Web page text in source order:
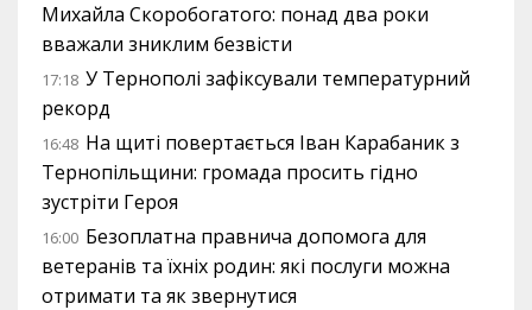
Михайла Скоробогатого: понад два роки
вважали зниклим безвісти
17:18 У Тернополі зафіксували температурний
рекорд
16:48 На щиті повертається Іван Карабаник з
Тернопільщини: громада просить гідно
зустріти Героя
16:00 Безоплатна правнича допомога для
ветеранів та їхніх родин: які послуги можна
отримати та як звернутися